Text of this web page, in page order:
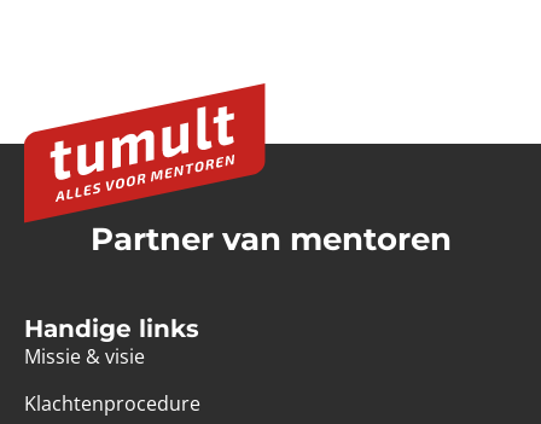
Partner van mentoren
Handige links
Missie & visie
Klachtenprocedure